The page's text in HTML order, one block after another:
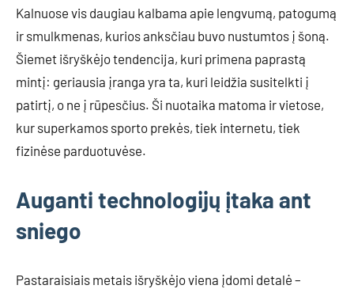
Kalnuose vis daugiau kalbama apie lengvumą, patogumą
ir smulkmenas, kurios anksčiau buvo nustumtos į šoną.
Šiemet išryškėjo tendencija, kuri primena paprastą
mintį: geriausia įranga yra ta, kuri leidžia susitelkti į
patirtį, o ne į rūpesčius. Ši nuotaika matoma ir vietose,
kur superkamos sporto prekės, tiek internetu, tiek
fizinėse parduotuvėse.
Auganti technologijų įtaka ant
sniego
Pastaraisiais metais išryškėjo viena įdomi detalė –